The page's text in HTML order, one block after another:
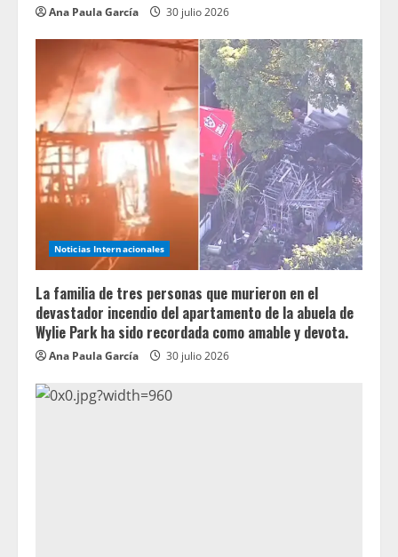
Ana Paula García 30 julio 2026
Noticias Internacionales
La familia de tres personas que murieron en el
devastador incendio del apartamento de la abuela de
Wylie Park ha sido recordada como amable y devota.
Ana Paula García 30 julio 2026